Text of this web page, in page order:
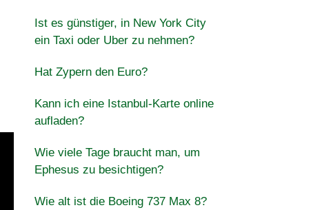
Ist es günstiger, in New York City
ein Taxi oder Uber zu nehmen?
Hat Zypern den Euro?
Kann ich eine Istanbul-Karte online
aufladen?
Wie viele Tage braucht man, um
Ephesus zu besichtigen?
Wie alt ist die Boeing 737 Max 8?